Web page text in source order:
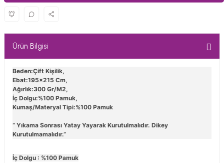
Ürün Bilgisi
Beden:Çift Kişilik,
Ebat:195x215 Cm,
Ağırlık:300 Gr/M2,
İç Dolgu:%100 Pamuk,
Kumaş/Materyal Tipi:%100 Pamuk
“ Yıkama Sonrası Yatay Yayarak Kurutulmalıdır. Dikey
Kurutulmamalıdır.”
İç Dolgu : %100 Pamuk